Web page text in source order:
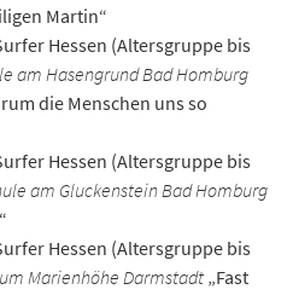
Martin“
Hessen (Altersgruppe bis
am Hasengrund Bad Homburg
die Menschen uns so
Hessen (Altersgruppe bis
am Gluckenstein Bad Homburg
Hessen (Altersgruppe bis
Marienhöhe Darmstadt „Fast